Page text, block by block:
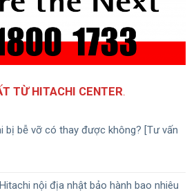
TỪ HITACHI CENTER.
bị bễ vỡ có thay được không? [Tư vấn
nội địa nhật bảo hành bao nhiêu